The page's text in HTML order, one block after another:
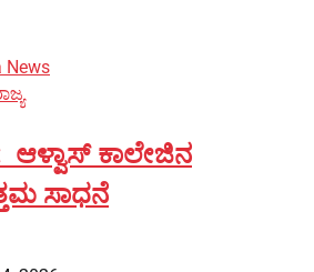
News
ಕಾಲೇಜಿನ
ಸಾಧನೆ